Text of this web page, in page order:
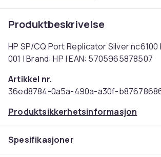
Produktbeskrivelse
HP SP/CQ Port Replicator Silver nc6100
001 | Brand: HP | EAN: 5705965878507
Artikkel nr.
36ed8784-0a5a-490a-a30f-
Produktsikkerhetsinformasjon
Spesifikasjoner